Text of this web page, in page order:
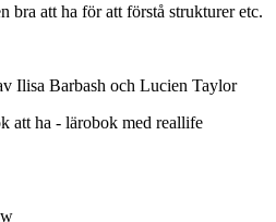
bra att ha för att förstå strukturer etc.
Ilisa Barbash och Lucien Taylor
att ha - lärobok med reallife